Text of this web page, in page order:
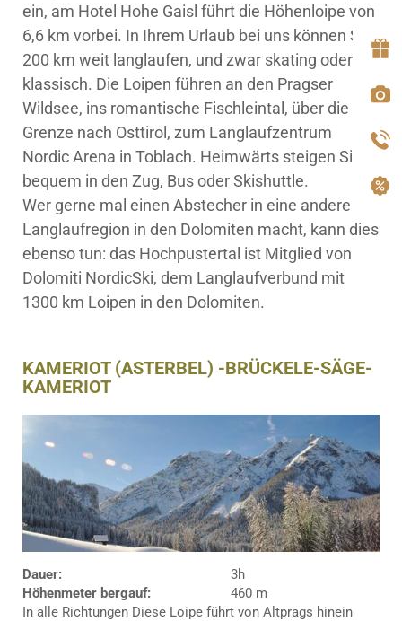
ein, am Hotel Hohe Gaisl führt die Höhenloipe von
6,6 km vorbei. In Ihrem Urlaub bei uns können Sie
200 km weit langlaufen, und zwar skating oder
klassisch. Die Loipen führen an den Pragser
Wildsee, ins romantische Fischleintal, über die
Grenze nach Osttirol, zum Langlaufzentrum
Nordic Arena in Toblach. Heimwärts steigen Sie
bequem in den Zug, Bus oder Skishuttle.
Wer gerne mal einen Abstecher in eine andere
Langlaufregion in den Dolomiten macht, kann dies
ebenso tun: das Hochpustertal ist Mitglied von
Dolomiti NordicSki, dem Langlaufverbund mit
1300 km Loipen in den Dolomiten.
KAMERIOT (ASTERBEL) -BRÜCKELE-SÄGE-
KAMERIOT
Dauer:
3h
Höhenmeter bergauf:
460 m
In alle Richtungen Diese Loipe führt von Altprags hinein